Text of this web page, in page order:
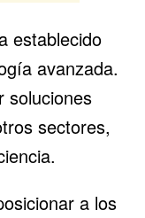
establecido
avanzada.
soluciones
sectores,
a los